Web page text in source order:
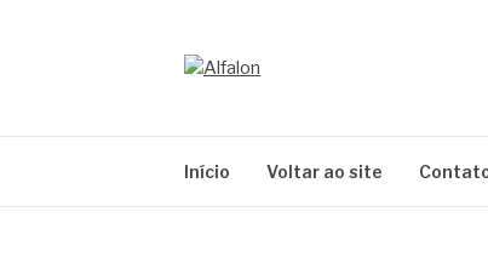
Início Voltar ao site